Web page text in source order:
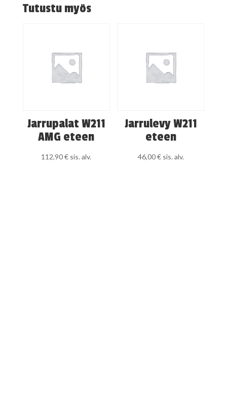
Tutustu myös
Jarrupalat W211
AMG eteen
112,90€ sis. alv.
Jarrulevy W211
eteen
46,00€ sis. alv.